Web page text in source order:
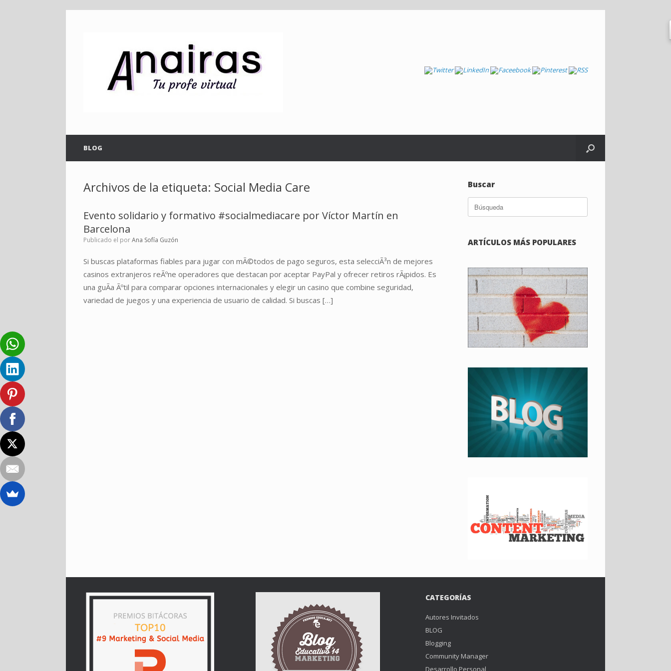
BLOG
Archivos de la etiqueta: Social Media Care
Evento solidario y formativo #socialmediacare por Víctor Martín en
Barcelona
Publicado el porAna Sofía Guzón
Si buscas plataformas fiables para jugar con mÃ©todos de pago seguros, esta selecciÃ³n de mejores
casinos extranjeros reÃºne operadores que destacan por aceptar PayPal y ofrecer retiros rÃ¡pidos. Es
una guÃ­a Ãºtil para comparar opciones internacionales y elegir un casino que combine seguridad,
variedad de juegos y una experiencia de usuario de calidad. Si buscas […]
Buscar
Buscar:
ARTÍCULOS MÁS POPULARES
CATEGORÍAS
Autores Invitados
BLOG
Blogging
Community Manager
Desarrollo Personal